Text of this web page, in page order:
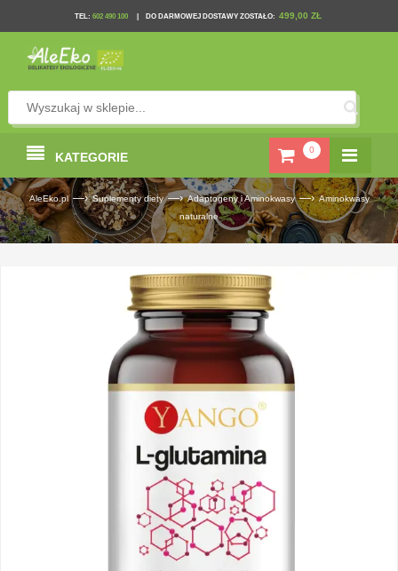
TEL: 602 490 100 DO DARMOWEJ DOSTAWY ZOSTAŁO: 499,00 ZŁ
0
KATEGORIE
AleEko.pl —› Suplementy diety —› Adaptogeny i Aminokwasy —› Aminokwasy
naturalne